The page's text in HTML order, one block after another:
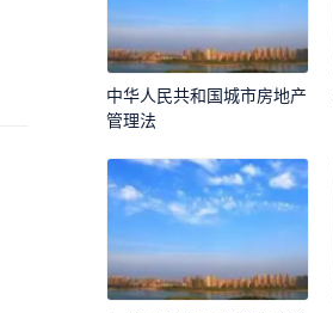
中华人民共和国城市房地产
管理法